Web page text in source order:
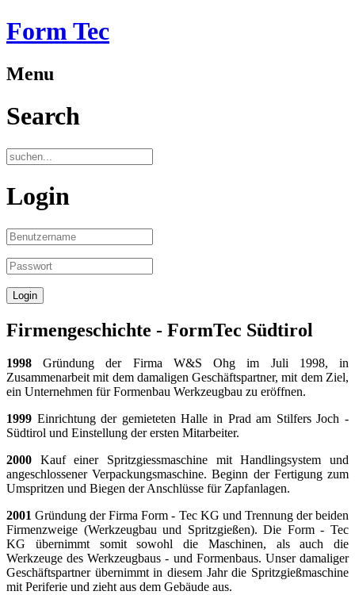
Form Tec
Menu
Search
Login
Firmengeschichte - FormTec Südtirol
1998 Gründung der Firma W&S Ohg im Juli 1998, in
Zusammenarbeit mit dem damaligen Geschäftspartner, mit dem Ziel,
ein Unternehmen für Formenbau Werkzeugbau zu eröffnen.
1999 Einrichtung der gemieteten Halle in Prad am Stilfers Joch -
Südtirol und Einstellung der ersten Mitarbeiter.
2000 Kauf einer Spritzgiessmaschine mit Handlingsystem und
angeschlossener Verpackungsmaschine. Beginn der Fertigung zum
Umspritzen und Biegen der Anschlüsse für Zapfanlagen.
2001 Gründung der Firma Form - Tec KG und Trennung der beiden
Firmenzweige (Werkzeugbau und Spritzgießen). Die Form - Tec
KG übernimmt somit sowohl die Maschinen, als auch die
Werkzeuge des Werkzeugbaus - und Formenbaus. Unser damaliger
Geschäftspartner übernimmt in diesem Jahr die Spritzgießmaschine
mit Periferie und zieht aus dem Gebäude aus.